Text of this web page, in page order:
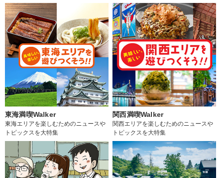
東海満喫Walker
東海エリアを楽しむためのニュースや
トピックスを大特集
関西満喫Walker
関西エリアを楽しむためのニュースや
トピックスを大特集